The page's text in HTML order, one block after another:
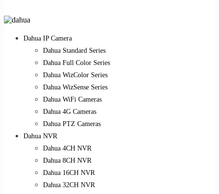
Dahua IP Camera
Dahua Standard Series
Dahua Full Color Series
Dahua WizColor Series
Dahua WizSense Series
Dahua WiFi Cameras
Dahua 4G Cameras
Dahua PTZ Cameras
Dahua NVR
Dahua 4CH NVR
Dahua 8CH NVR
Dahua 16CH NVR
Dahua 32CH NVR